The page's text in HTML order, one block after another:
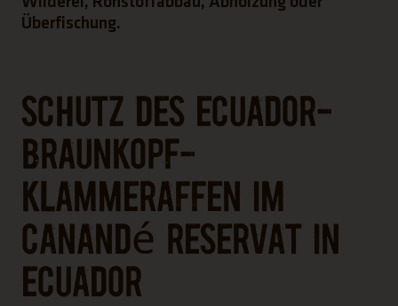
Überfischung.
Schutz des Ecuador-
Braunkopf-
Klammeraffen im
Canandé Reservat in
Ecuador